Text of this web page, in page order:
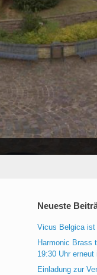
Neueste
Vicus Belgica ist
Harmonic Brass
19:30 Uhr
Einladung zur